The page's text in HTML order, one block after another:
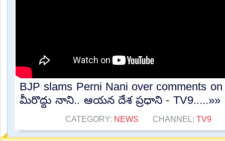
BJP slams Perni Nani over comments
మీరొద్దు నాని.. ఆయన దేశ ప్రధాని - TV9.....»»
CATEGORY: NEWS CHANNEL:TV9